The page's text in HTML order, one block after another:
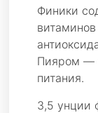
Финики
Пияром —
питания.
3,5 унции